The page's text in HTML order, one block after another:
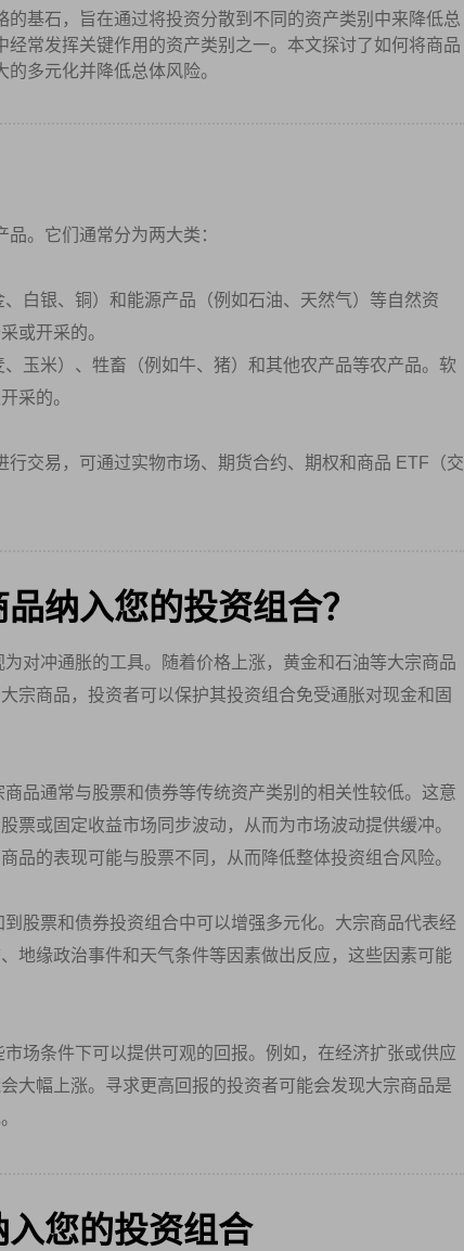
的基石，旨在通过将投资分散到不同的资产类别中来降低总
常发挥关键作用的资产类别之一。本文探讨了如何将商品
多元化并降低总体风险。
。它们通常分为两大类：
白银、铜）和能源产品（例如石油、天然气）等自然资
或开采的。
玉米）、牲畜（例如牛、猪）和其他农产品等农产品。软
采的。
行交易，可通过实物市场、期货合约、期权和商品 ETF（交
纳入您的投资组合？
对冲通胀的工具。随着价格上涨，黄金和石油等大宗商品
宗商品，投资者可以保护其投资组合免受通胀对现金和固
商品通常与股票和债券等传统资产类别的相关性较低。这意
票或固定收益市场同步波动，从而为市场波动提供缓冲。
品的表现可能与股票不同，从而降低整体投资组合风险。
到股票和债券投资组合中可以增强多元化。大宗商品代表经
地缘政治事件和天气条件等因素做出反应，这些因素可能
市场条件下可以提供可观的回报。例如，在经济扩张或供应
大幅上涨。寻求更高回报的投资者可能会发现大宗商品是
您的投资组合